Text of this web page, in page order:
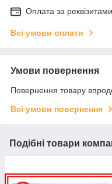
Оплата за реквізитами
Всі умови оплати
Умови повернення
Повернення товару
Всі умови повернення
Подібні товари